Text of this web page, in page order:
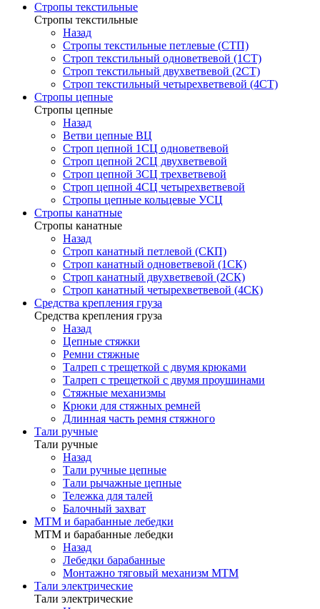
Стропы текстильные
Стропы текстильные
Назад
Стропы текстильные петлевые (СТП)
Строп текстильный одноветвевой (1СТ)
Строп текстильный двухветвевой (2СТ)
Строп текстильный четырехветвевой (4СТ)
Стропы цепные
Стропы цепные
Назад
Ветви цепные ВЦ
Строп цепной 1СЦ одноветвевой
Строп цепной 2СЦ двухветвевой
Строп цепной 3СЦ трехветвевой
Строп цепной 4СЦ четырехветвевой
Стропы цепные кольцевые УСЦ
Стропы канатные
Стропы канатные
Назад
Строп канатный петлевой (СКП)
Строп канатный одноветвевой (1СК)
Строп канатный двухветвевой (2СК)
Строп канатный четырехветвевой (4СК)
Средства крепления груза
Средства крепления груза
Назад
Цепные стяжки
Ремни стяжные
Талреп с трещеткой с двумя крюками
Талреп с трещеткой с двумя проушинами
Стяжные механизмы
Крюки для стяжных ремней
Длинная часть ремня стяжного
Тали ручные
Тали ручные
Назад
Тали ручные цепные
Тали рычажные цепные
Тележка для талей
Балочный захват
МТМ и барабанные лебедки
МТМ и барабанные лебедки
Назад
Лебедки барабанные
Монтажно тяговый механизм МТМ
Тали электрические
Тали электрические